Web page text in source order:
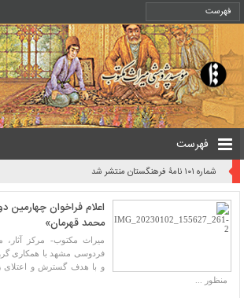
فهرست
شماره ۱۰۱ نامۀ فرهنگستان منتشر شد
اعلام فراخوان چهارمین
محمد قهرمان»
میراث مکتوب- مرکز آثار،
فردوسی مشهد با همکاری
و با هدف گسترش و اعتلای
منظور ...